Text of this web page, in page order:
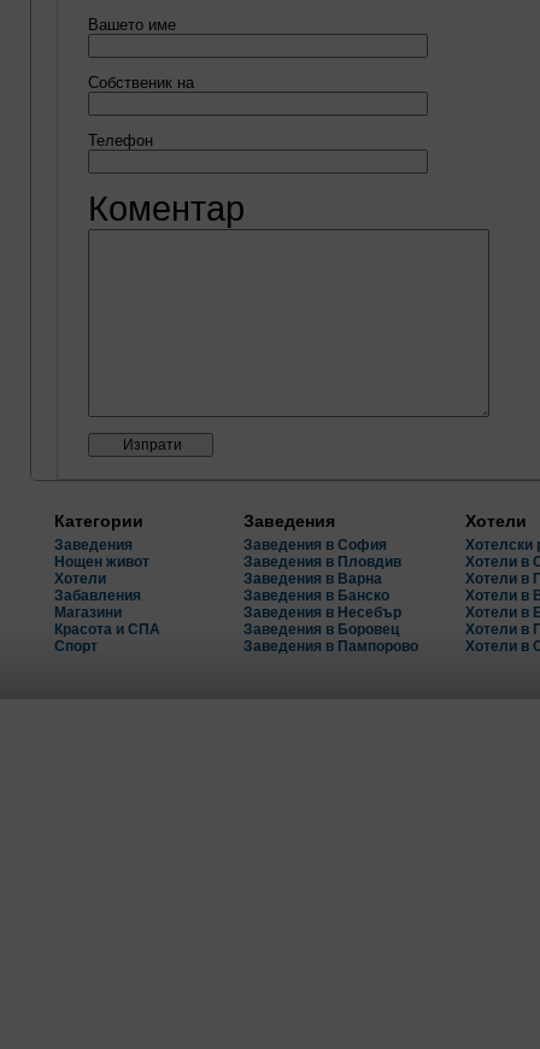
Вашето име
Собственик на
Телефон
Коментар
Категории
Заведения
Нощен живот
Хотели
Забавления
Магазини
Красота и СПА
Спорт
Заведения
Заведения в София
Заведения в Пловдив
Заведения в Варна
Заведения в Банско
Заведения в Несебър
Заведения в Боровец
Заведения в Пампорово
Хотели
Хотелски
Хотели в
Хотели в
Хотели в
Хотели в
Хотели в
Хотели в